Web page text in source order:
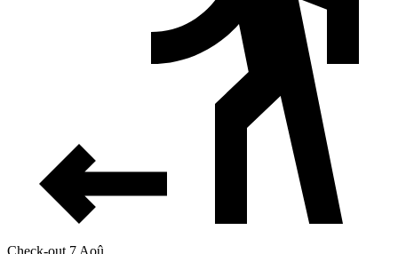
Check-out 7 Aoû